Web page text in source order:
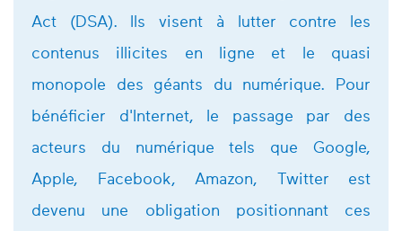
Act (DSA). Ils visent à lutter contre les
contenus illicites en ligne et le quasi
monopole des géants du numérique. Pour
bénéficier d'Internet, le passage par des
acteurs du numérique tels que Google,
Apple, Facebook, Amazon, Twitter est
devenu une obligation positionnant ces